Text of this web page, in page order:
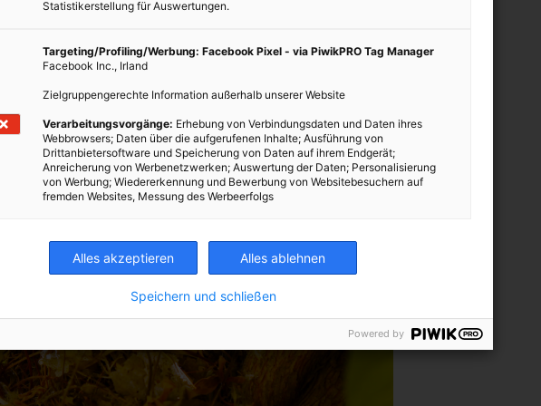
und Grünfink sind euch gewiss bekannt, aber kennt ihr
den Zaunkönig?
Statistikerstellung für Auswertungen.
Targeting/Profiling/Werbung: Facebook Pixel - via PiwikPRO Tag Manager
Facebook Inc., Irland
Zielgruppengerechte Information außerhalb unserer Website
Verarbeitungsvorgänge: Erhebung von Verbindungsdaten und Daten ihres
Webbrowsers; Daten über die aufgerufenen Inhalte; Ausführung von
Drittanbietersoftware und Speicherung von Daten auf ihrem Endgerät;
Anreicherung von Werbenetzwerken; Auswertung der Daten; Personalisierung
von Werbung; Wiedererkennung und Bewerbung von Websitebesuchern auf
fremden Websites, Messung des Werbeerfolgs
Alles akzeptieren Alles ablehnen
Speichern und schließen
Powered by